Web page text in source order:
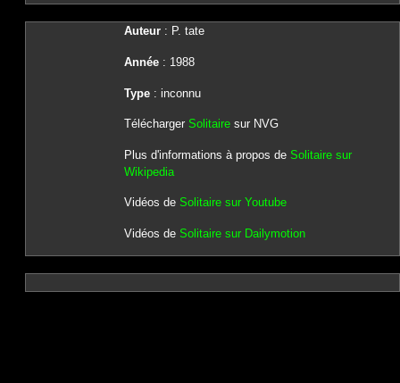
Auteur: P. tate
Année: 1988
Type: inconnu
Télécharger Solitairesur NVG
Plus d'informations à propos de Solitaire sur
Wikipedia
Vidéos de Solitaire sur Youtube
Vidéos de Solitaire sur Dailymotion